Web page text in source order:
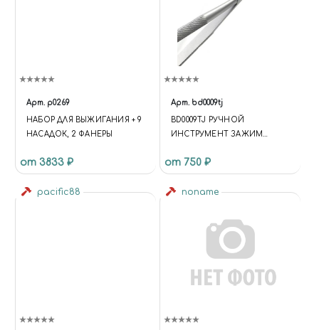
Арт. p0269
НАБОР ДЛЯ ВЫЖИГАНИЯ + 9
НАСАДОК, 2 ФАНЕРЫ
от 3833 ₽
Арт. bd0009tj
BD0009TJ РУЧНОЙ
ИНСТРУМЕНТ ЗАЖИМ
TWEEZERS (CURVED)
от 750 ₽
pacific88 noname